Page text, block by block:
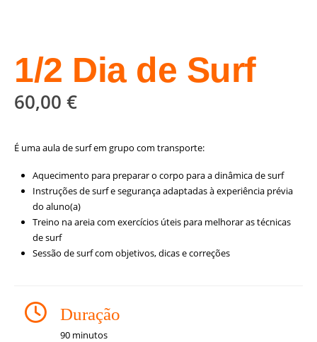
1/2 Dia de Surf
60,00 €
É uma aula de surf em grupo com transporte:
Aquecimento para preparar o corpo para a dinâmica de surf
Instruções de surf e segurança adaptadas à experiência prévia
do aluno(a)
Treino na areia com exercícios úteis para melhorar as técnicas
de surf
Sessão de surf com objetivos, dicas e correções
Duração
90 minutos